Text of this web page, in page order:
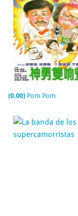
(0.00) Pom Pom